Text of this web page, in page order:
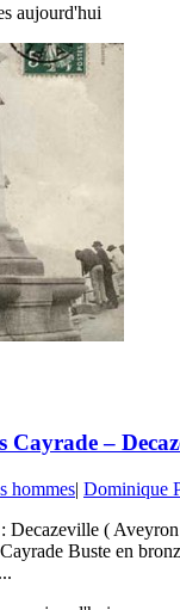
aujourd'hui
Cayrade –
hommes| Dominique
Decazeville (
Buste en